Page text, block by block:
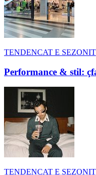
TENDENCAT E SEZONIT
Performance & stil:
TENDENCAT E SEZONIT